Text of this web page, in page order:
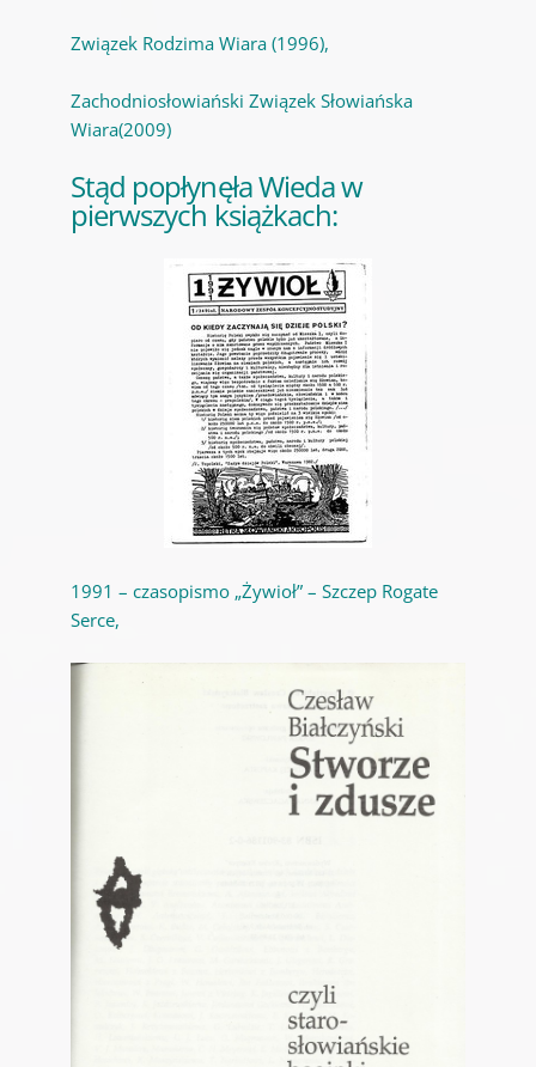
Związek Rodzima Wiara (1996),
Zachodniosłowiański Związek Słowiańska
Wiara(2009)
Stąd popłynęła Wieda w
pierwszych książkach:
1991 – czasopismo „Żywioł” – Szczep Rogate
Serce,